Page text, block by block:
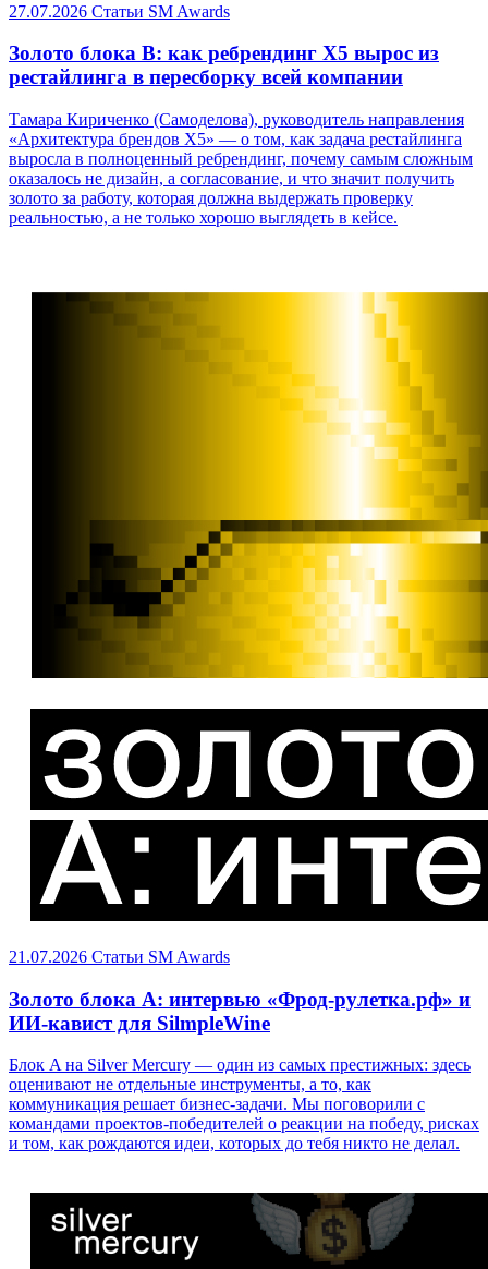
27.07.2026 Статьи SM Awards
Золото блока B: как ребрендинг X5 вырос из
рестайлинга в пересборку всей компании
Тамара Кириченко (Самоделова), руководитель направления
«Архитектура брендов X5» — о том, как задача рестайлинга
выросла в полноценный ребрендинг, почему самым сложным
оказалось не дизайн, а согласование, и что значит получить
золото за работу, которая должна выдержать проверку
реальностью, а не только хорошо выглядеть в кейсе.
21.07.2026 Статьи SM Awards
Золото блока A: интервью «Фрод-рулетка.рф» и
ИИ-кавист для SilmpleWine
Блок A на Silver Mercury — один из самых престижных: здесь
оценивают не отдельные инструменты, а то, как
коммуникация решает бизнес-задачи. Мы поговорили с
командами проектов-победителей о реакции на победу, рисках
и том, как рождаются идеи, которых до тебя никто не делал.